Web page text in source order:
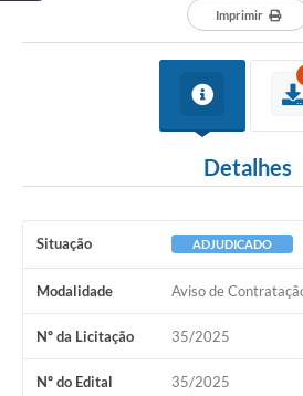
Imprimir
Detalhes
Situação ADJUDICADO
Modalidade Aviso de
Nº da Licitação 35/2025
Nº do Edital 35/2025